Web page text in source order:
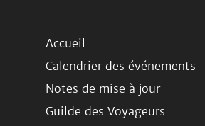
Accueil
Calendrier des événements
Notes de mise à jour
Guilde des Voyageurs